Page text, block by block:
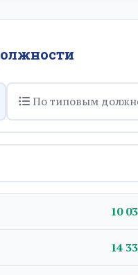
По типовым
10
14